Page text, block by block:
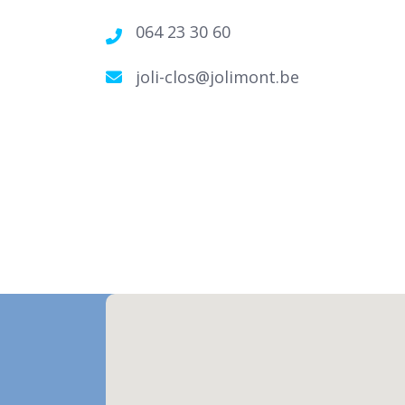
064 23 30 60
joli-clos@jolimont.be